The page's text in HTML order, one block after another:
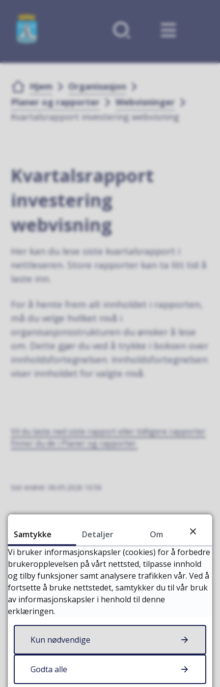
Forsiden
Du er her:
Hjem
Organisasjon
Planer og rapporter
Webvisninger
Kvartalsrapport investering webvisning
Kvartalsrapport
investering
webvisning
Her kan du lese siste kvartalsrapport i
nettleseren. Store rapporter kan ta litt tid å
laste inn.
For å hente frem alt innholdet i rapporten,
må du velge hvilket nivå i
organisasjonsstrukturen du ønsker å lese
om. Dette gjør du ved å trykke i boksen over
innholdsfortegnelsen. Innholdsfortegnelsen
viser innholdet for valgte nivå.
Vil du laste ned siste rapport eller tidligere rapporter
finner du de i Planer og rapporter.
Sist endret 06.05.2026 10:56
Fant du det du lette etter?
Ja
Samtykke Detaljer
Om
Vi bruker informasjonskapsler (cookies) for å forbedre
brukeropplevelsen på vårt nettsted, tilpasse innhold
og tilby funksjoner samt analysere trafikken vår. Ved å
fortsette å bruke nettstedet, samtykker du til vår bruk
av informasjonskapsler i henhold til denne
erklæringen.
Kun nødvendige
Godta alle